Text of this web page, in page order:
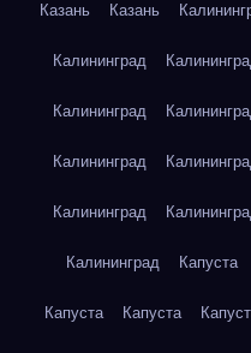
Казань Казань
Калининград
Калининград
Калининград
Калининград
Калининград Капуста
Капуста Капуста